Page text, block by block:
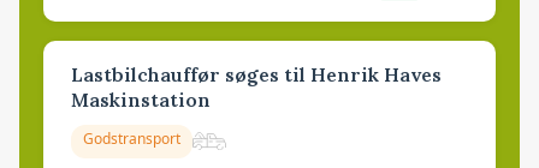
Lastbilchauffør søges til Henrik Haves
Maskinstation
Godstransport